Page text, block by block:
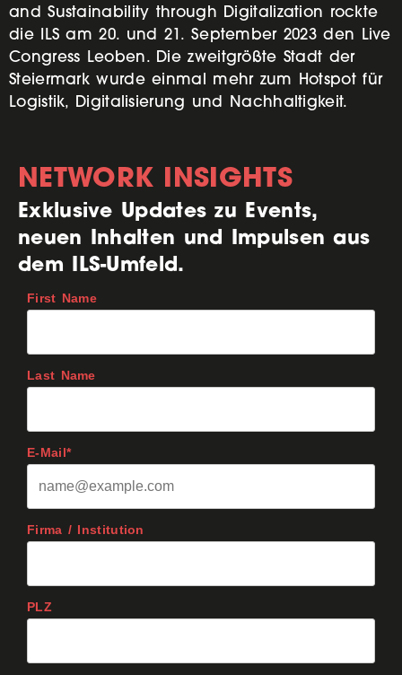
and Sustainability through Digitalization rockte
die ILS am 20. und 21. September 2023 den Live
Congress Leoben. Die zweitgrößte Stadt der
Steiermark wurde einmal mehr zum Hotspot für
Logistik, Digitalisierung und Nachhaltigkeit.
NETWORK INSIGHTS
Exklusive Updates zu Events,
neuen Inhalten und Impulsen aus
dem ILS-Umfeld.
First Name
Last Name
E-Mail*
Firma / Institution
PLZ